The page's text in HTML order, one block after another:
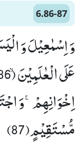
6.86-87
وَ اِسْمٰعِیْلَ وَ
اِخْوَانِهِمْۚ-وَ
مُّسْتَقِیْمٍ(87)